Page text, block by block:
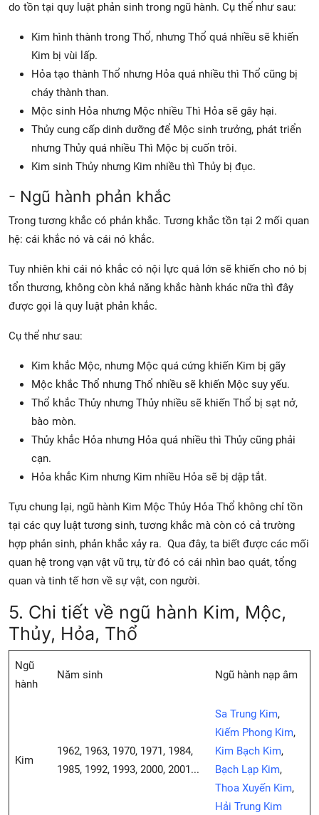
do tồn tại quy luật phản sinh trong ngũ hành. Cụ thể như sau:
Kim hình thành trong Thổ, nhưng Thổ quá nhiều sẽ khiến
Kim bị vùi lấp.
Hỏa tạo thành Thổ nhưng Hỏa quá nhiều thì Thổ cũng bị
cháy thành than.
Mộc sinh Hỏa nhưng Mộc nhiều Thì Hỏa sẽ gây hại.
Thủy cung cấp dinh dưỡng để Mộc sinh trưởng, phát triển
nhưng Thủy quá nhiều Thì Mộc bị cuốn trôi.
Kim sinh Thủy nhưng Kim nhiều thì Thủy bị đục.
- Ngũ hành phản khắc
Trong tương khắc có phản khắc. Tương khắc tồn tại 2 mối quan
hệ: cái khắc nó và cái nó khắc.
Tuy nhiên khi cái nó khắc có nội lực quá lớn sẽ khiến cho nó bị
tổn thương, không còn khả năng khắc hành khác nữa thì đây
được gọi là quy luật phản khắc.
Cụ thể như sau:
Kim khắc Mộc, nhưng Mộc quá cứng khiến Kim bị gãy
Mộc khắc Thổ nhưng Thổ nhiều sẽ khiến Mộc suy yếu.
Thổ khắc Thủy nhưng Thủy nhiều sẽ khiến Thổ bị sạt nở,
bào mòn.
Thủy khắc Hỏa nhưng Hỏa quá nhiều thì Thủy cũng phải
cạn.
Hỏa khắc Kim nhưng Kim nhiều Hỏa sẽ bị dập tắt.
Tựu chung lại, ngũ hành Kim Mộc Thủy Hỏa Thổ không chỉ tồn
tại các quy luật tương sinh, tương khắc mà còn có cả trường
hợp phản sinh, phản khắc xảy ra. Qua đây, ta biết được các mối
quan hệ trong vạn vật vũ trụ, từ đó có cái nhìn bao quát, tổng
quan và tinh tế hơn về sự vật, con người.
5. Chi tiết về ngũ hành Kim, Mộc,
Thủy, Hỏa, Thổ
Ngũ
hành
Năm sinh Ngũ hành nạp âm
Kim
1962, 1963, 1970, 1971, 1984,
1985, 1992, 1993, 2000, 2001...
Sa Trung Kim,
Kiếm Phong Kim,
Kim Bạch Kim,
Bạch Lạp Kim,
Thoa Xuyến Kim,
Hải Trung Kim